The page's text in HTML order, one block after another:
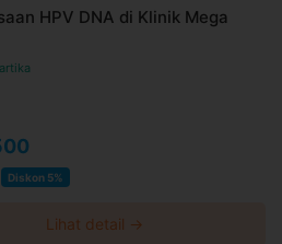
HPV DNA di Klinik Mega
Diskon 5%
Lihat detail →